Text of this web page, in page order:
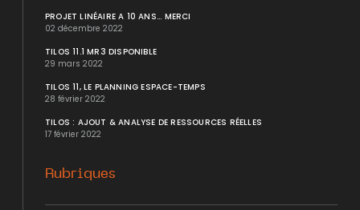
PROJET LINÉAIRE A 10 ANS... MERCI
02 décembre 2022
TILOS 11.1 MR3 DISPONIBLE
29 mars 2022
TILOS 11, LE PLANNING ESPACE-TEMPS
28 février 2022
TILOS : AJOUT & ANALYSE DE RESSOURCES RÉELLES
17 février 2022
Rubriques